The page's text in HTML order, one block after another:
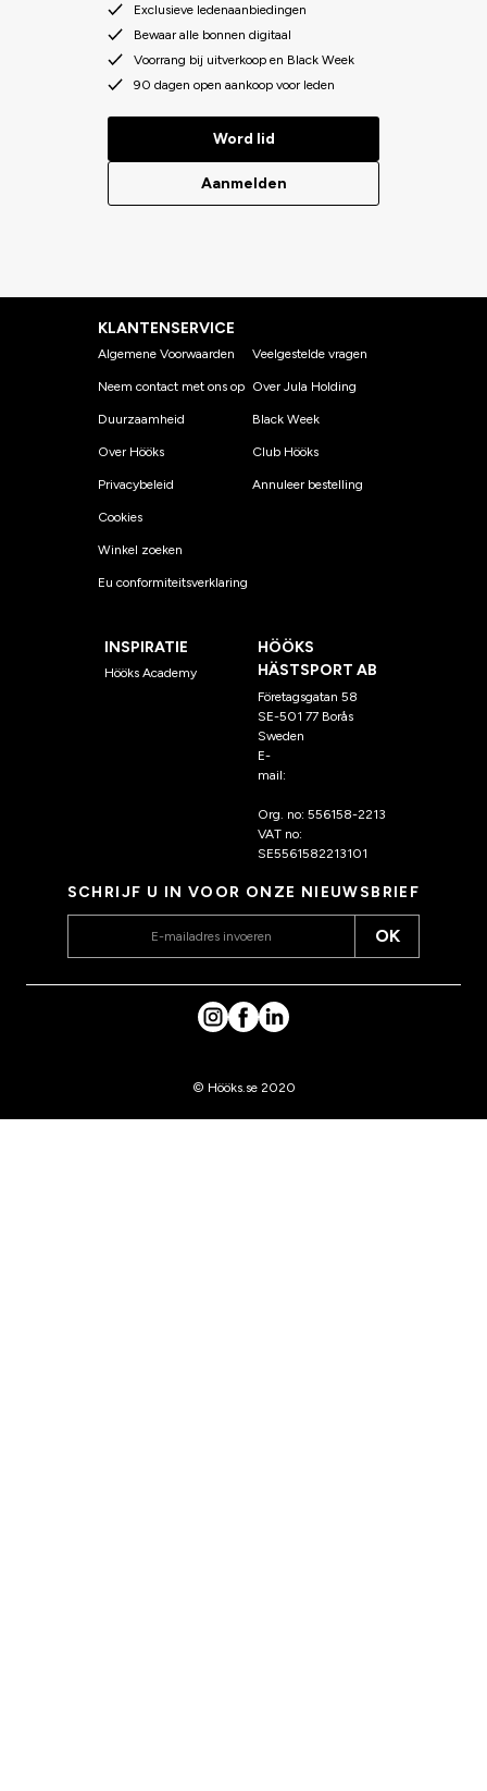
Exclusieve ledenaanbiedingen
Bewaar alle bonnen digitaal
Voorrang bij uitverkoop en Black Week
90 dagen open aankoop voor leden
Word lid
Aanmelden
KLANTENSERVICE
Algemene Voorwaarden
Neem contact met ons op
Duurzaamheid
Over Hööks
Privacybeleid
Cookies
Winkel zoeken
Eu conformiteitsverklaring
Veelgestelde vragen
Over Jula Holding
Black Week
Club Hööks
Annuleer bestelling
INSPIRATIE
Hööks Academy
HÖÖKS
HÄSTSPORT AB
Företagsgatan 58
SE-501 77 Borås
Sweden
E-
mail:
Org. no: 556158-2213
VAT no:
SE5561582213101
SCHRIJF U IN VOOR ONZE NIEUWSBRIEF
OK
© Hööks.se 2020